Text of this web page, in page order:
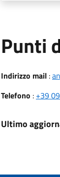
Punti
Indirizzo mail:
Telefono : +39
Ultimo